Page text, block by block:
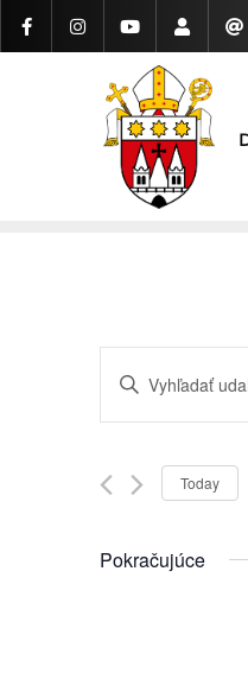
Search
and
Views
Enter
Udalosti
Keyword.
Today
Pokračujúce